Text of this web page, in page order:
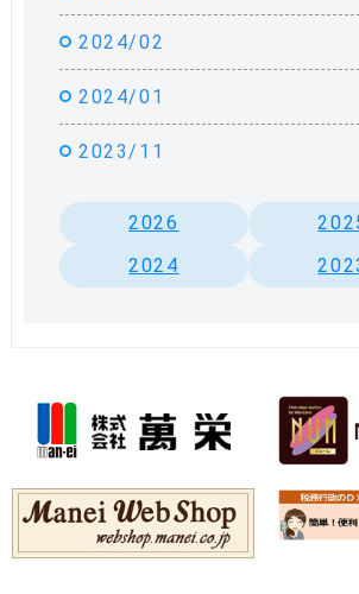
2024/02
2024/01
2023/11
2026
2024